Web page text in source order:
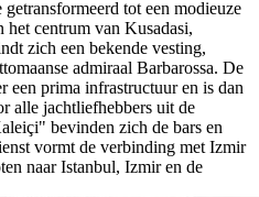
tot een modieuze
het centrum van Kusadasi,
zich een bekende vesting,
admiraal Barbarossa. De
een prima infrastructuur en is dan
alle jachtliefhebbers uit de
bevinden zich de bars en
vormt de verbinding met Izmir
naar Istanbul, Izmir en de